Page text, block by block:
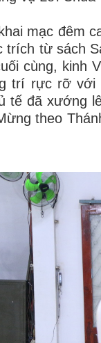
mạc đêm
từ sách
cùng, kinh
trí rực rỡ với
tế đã xướng
theo